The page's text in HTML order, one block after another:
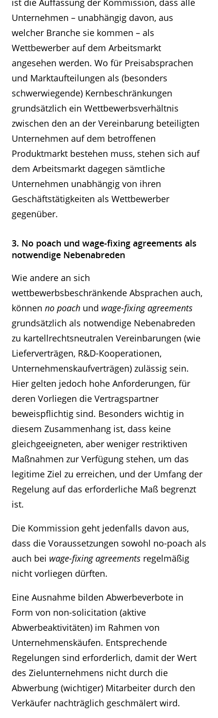
ist die Auffassung der Kommission, dass alle
Unternehmen – unabhängig davon, aus
welcher Branche sie kommen – als
Wettbewerber auf dem Arbeitsmarkt
angesehen werden. Wo für Preisabsprachen
und Marktaufteilungen als (besonders
schwerwiegende) Kernbeschränkungen
grundsätzlich ein Wettbewerbsverhältnis
zwischen den an der Vereinbarung beteiligten
Unternehmen auf dem betroffenen
Produktmarkt bestehen muss, stehen sich auf
dem Arbeitsmarkt dagegen sämtliche
Unternehmen unabhängig von ihren
Geschäftstätigkeiten als Wettbewerber
gegenüber.
3. No poach und wage-fixing agreements als
notwendige Nebenabreden
Wie andere an sich
wettbewerbsbeschränkende Absprachen auch,
können no poach und wage-fixing agreements
grundsätzlich als notwendige Nebenabreden
zu kartellrechtsneutralen Vereinbarungen (wie
Lieferverträgen, R&D-Kooperationen,
Unternehmenskaufverträgen) zulässig sein.
Hier gelten jedoch hohe Anforderungen, für
deren Vorliegen die Vertragspartner
beweispflichtig sind. Besonders wichtig in
diesem Zusammenhang ist, dass keine
gleichgeeigneten, aber weniger restriktiven
Maßnahmen zur Verfügung stehen, um das
legitime Ziel zu erreichen, und der Umfang der
Regelung auf das erforderliche Maß begrenzt
ist.
Die Kommission geht jedenfalls davon aus,
dass die Voraussetzungen sowohl no-poach als
auch bei wage-fixing agreements regelmäßig
nicht vorliegen dürften.
Eine Ausnahme bilden Abwerbeverbote in
Form von non-solicitation (aktive
Abwerbeaktivitäten) im Rahmen von
Unternehmenskäufen. Entsprechende
Regelungen sind erforderlich, damit der Wert
des Zielunternehmens nicht durch die
Abwerbung (wichtiger) Mitarbeiter durch den
Verkäufer nachträglich geschmälert wird.